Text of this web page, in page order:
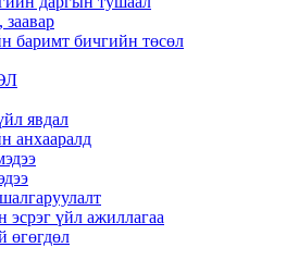
баримт бичгийн төсөл
явдал
анхааралд
эсрэг үйл ажиллагаа
өгөгдөл